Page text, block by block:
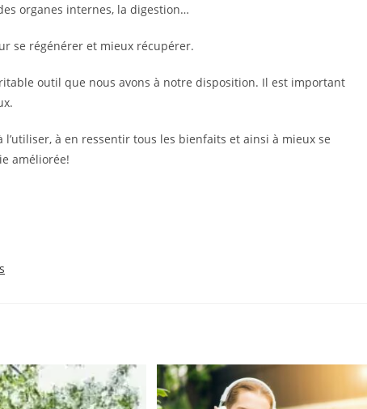
organes internes, la digestion…
se régénérer et mieux récupérer.
outil que nous avons à notre disposition. Il est important
à en ressentir tous les bienfaits et ainsi à mieux se
améliorée!